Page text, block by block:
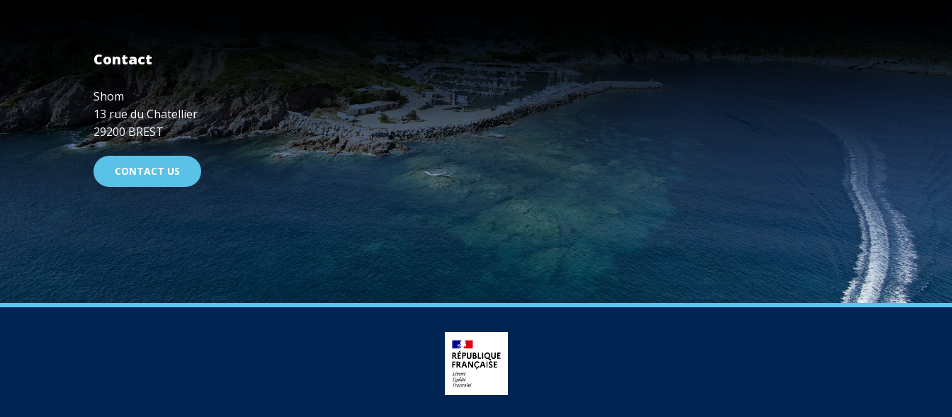
Contact
Shom
13 rue du Chatellier
29200 BREST
CONTACT US